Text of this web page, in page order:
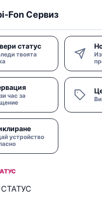
Fon Сервиз
статус
твоята
час за
устройство